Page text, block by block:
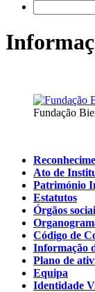
Fundação
Ato de
Património
Estatutos
Órgãos
Código de
Informação
Plano de
Equipa
Identidade